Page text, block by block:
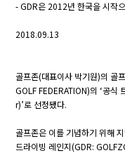
- GDR은 2012년 한국을 시작
2018.09.13
골프존(대표이사 박기원)의 골
GOLF FEDERATION)의 ‘공
r)’로 선정됐다.
골프존은 이를 기념하기 위해
드라이빙 레인지(GDR: